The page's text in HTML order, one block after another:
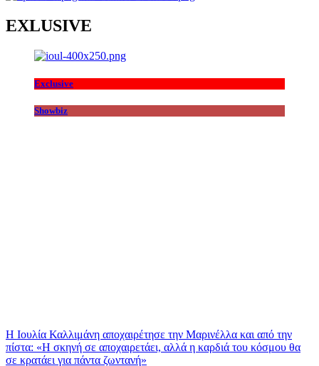
EXLUSIVE
Exclusive
Showbiz
Η Ιουλία Καλλιμάνη αποχαιρέτησε την Μαρινέλλα και από την
πίστα: «H σκηνή σε αποχαιρετάει, αλλά η καρδιά του κόσμου θα
σε κρατάει για πάντα ζωντανή»